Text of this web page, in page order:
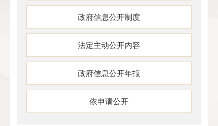
政府信息公开制度
法定主动公开内容
政府信息公开年报
依申请公开